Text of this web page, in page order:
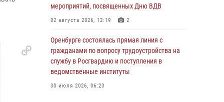
мероприятий, посвященных Дню ВДВ
02 августа 2026, 12:19 2
Оренбурге состоялась прямая линия с
гражданами по вопросу трудоустройства на
службу в Росгвардию и поступления в
ведомственные институты
30 июля 2026, 06:23